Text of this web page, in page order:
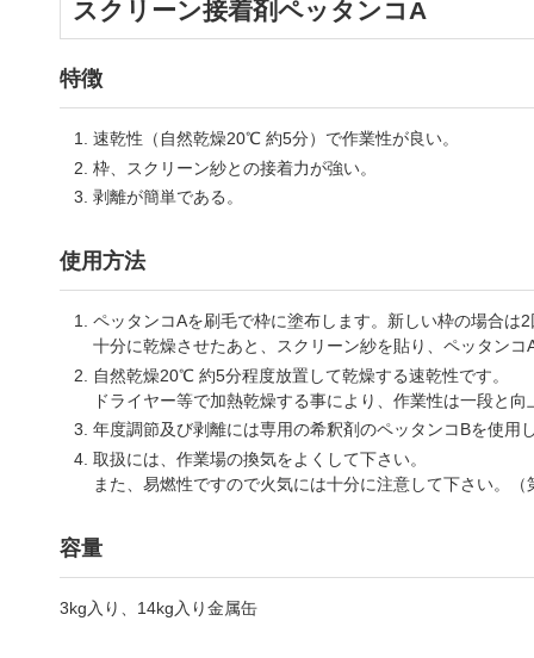
スクリーン接着剤ペッタンコA
特徴
速乾性（自然乾燥20℃ 約5分）で作業性が良い。
枠、スクリーン紗との接着力が強い。
剥離が簡単である。
使用方法
ペッタンコAを刷毛で枠に塗布します。新しい枠の場合は
十分に乾燥させたあと、スクリーン紗を貼り、ペッタン
自然乾燥20℃ 約5分程度放置して乾燥する速乾性です。
ドライヤー等で加熱乾燥する事により、作業性は一段と向
年度調節及び剥離には専用の希釈剤のペッタンコBを使用
取扱には、作業場の換気をよくして下さい。
また、易燃性ですので火気には十分に注意して下さい。
容量
3kg入り、14kg入り金属缶